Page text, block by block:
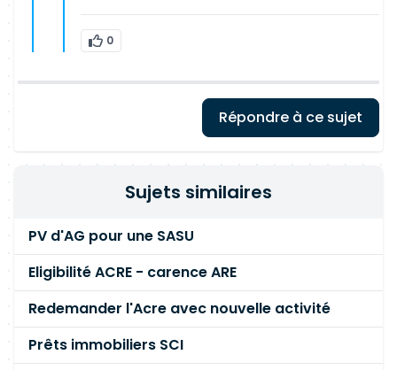
0
Répondre à ce sujet
Sujets similaires
PV d'AG pour une SASU
Eligibilité ACRE - carence ARE
Redemander l'Acre avec nouvelle activité
Prêts immobiliers SCI